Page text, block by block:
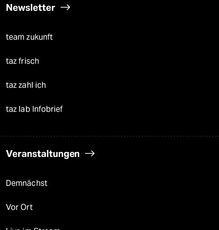
Newsletter
team zukunft
taz frisch
taz zahl ich
taz lab Infobrief
Veranstaltungen
Demnächst
Vor Ort